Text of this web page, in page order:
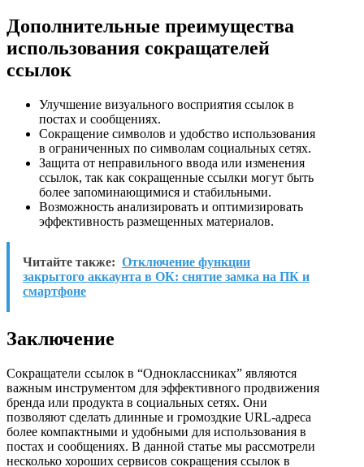
Дополнительные преимущества
использования сокращателей
ссылок
Улучшение визуального восприятия ссылок в
постах и сообщениях.
Сокращение символов и удобство использования
в ограниченных по символам социальных сетях.
Защита от неправильного ввода или изменения
ссылок, так как сокращенные ссылки могут быть
более запоминающимися и стабильными.
Возможность анализировать и оптимизировать
эффективность размещенных материалов.
Читайте также: Отключение функции
закрытого аккаунта в ОК: снятие замка на ПК и
смартфоне
Заключение
Сокращатели ссылок в “Одноклассниках” являются
важным инструментом для эффективного продвижения
бренда или продукта в социальных сетях. Они
позволяют сделать длинные и громоздкие URL-адреса
более компактными и удобными для использования в
постах и сообщениях. В данной статье мы рассмотрели
несколько хороших сервисов сокращения ссылок в